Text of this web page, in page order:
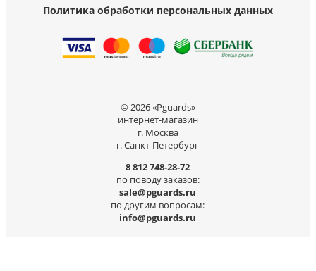
Политика обработки персональных данных
© 2026 «Pguards»
интернет-магазин
г. Москва
г. Санкт-Петербург
8 812 748-28-72
по поводу заказов:
sale@pguards.ru
по другим вопросам:
info@pguards.ru